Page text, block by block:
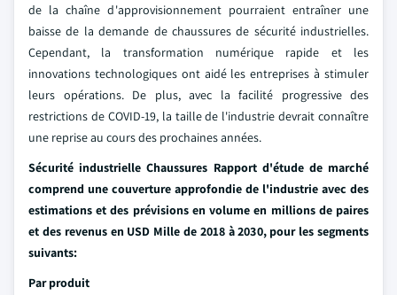
de la chaîne d'approvisionnement pourraient entraîner une
baisse de la demande de chaussures de sécurité industrielles.
Cependant, la transformation numérique rapide et les
innovations technologiques ont aidé les entreprises à stimuler
leurs opérations. De plus, avec la facilité progressive des
restrictions de COVID-19, la taille de l'industrie devrait connaître
une reprise au cours des prochaines années.
Sécurité industrielle Chaussures Rapport d'étude de marché
comprend une couverture approfondie de l'industrie avec des
estimations et des prévisions en volume en millions de paires
et des revenus en USD Mille de 2018 à 2030, pour les segments
suivants:
Par produit